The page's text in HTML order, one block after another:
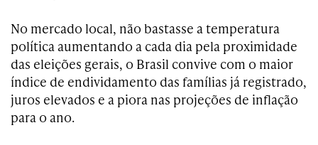
No mercado local, não bastasse a temperatura
política aumentando a cada dia pela proximidade
das eleições gerais, o Brasil convive com o maior
índice de endividamento das famílias já registrado,
juros elevados e a piora nas projeções de inflação
para o ano.